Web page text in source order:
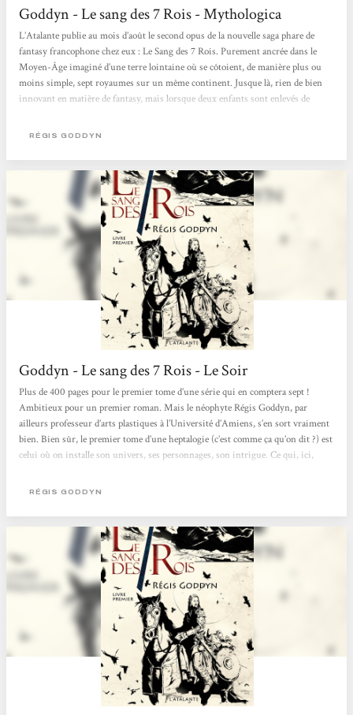
Goddyn - Le sang des 7 Rois - Mythologica
L’Atalante publie au mois d’août le second opus de la nouvelle saga phare de
fantasy francophone chez eux : Le Sang des 7 Rois. Purement ancrée dans le
Moyen-Âge imaginé d’une terre lointaine où se côtoient, de manière plus ou
moins simple, sept royaumes sur un même continent. Jusque là, rien de bien
innovant en matière de fantasy, mais lorsque deux enfants sont enlevés de
ampleur insoupçonnée. La couverture de Yann Tisseron surprend de prime
RÉGIS GODDYN
Goddyn - Le sang des 7 Rois - Le Soir
Plus de 400 pages pour le premier tome d’une série qui en comptera sept !
Ambitieux pour un premier roman. Mais le néophyte Régis Goddyn, par
ailleurs professeur d’arts plastiques à l’Université d’Amiens, s’en sort vraiment
bien. Bien sûr, le premier tome d’une heptalogie (c’est comme ça qu’on dit ?) est
celui où on installe son univers, ses personnages, son intrigue. Ce qui, ici,
héros. On s’imagine très bien le monde moyenâgeux (on est en 806,...
RÉGIS GODDYN